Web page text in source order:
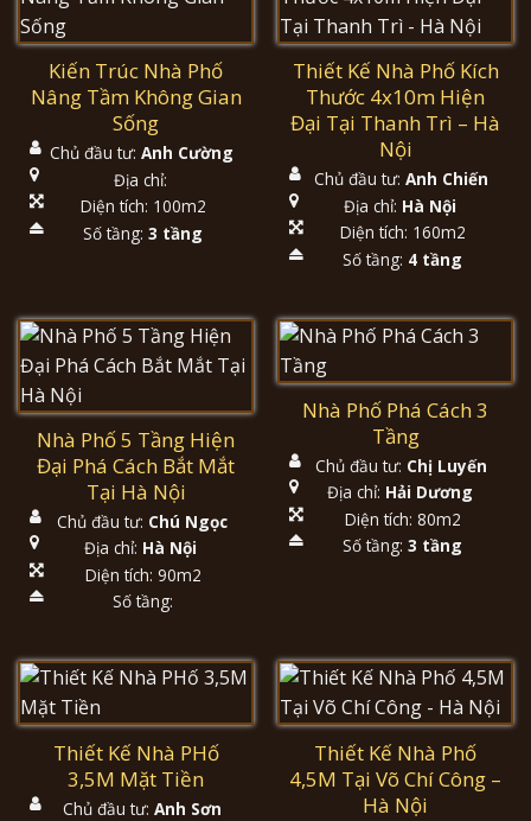
Kiến Trúc Nhà Phố
Nâng Tầm Không Gian
Sống
Chủ đầu tư: Anh Cường
Địa chỉ:
Diện tích: 100m2
Số tầng: 3 tầng
Thiết Kế Nhà Phố Kích
Thước 4x10m Hiện
Đại Tại Thanh Trì – Hà
Nội
Chủ đầu tư: Anh Chiến
Địa chỉ: Hà Nội
Diện tích: 160m2
Số tầng: 4 tầng
Nhà Phố 5 Tầng Hiện
Đại Phá Cách Bắt Mắt
Tại Hà Nội
Chủ đầu tư: Chú Ngọc
Địa chỉ: Hà Nội
Diện tích: 90m2
Số tầng:
Nhà Phố Phá Cách 3
Tầng
Chủ đầu tư: Chị Luyến
Địa chỉ: Hải Dương
Diện tích: 80m2
Số tầng: 3 tầng
Thiết Kế Nhà PHố
3,5M Mặt Tiền
Chủ đầu tư: Anh Sơn
Thiết Kế Nhà Phố
4,5M Tại Võ Chí Công –
Hà Nội